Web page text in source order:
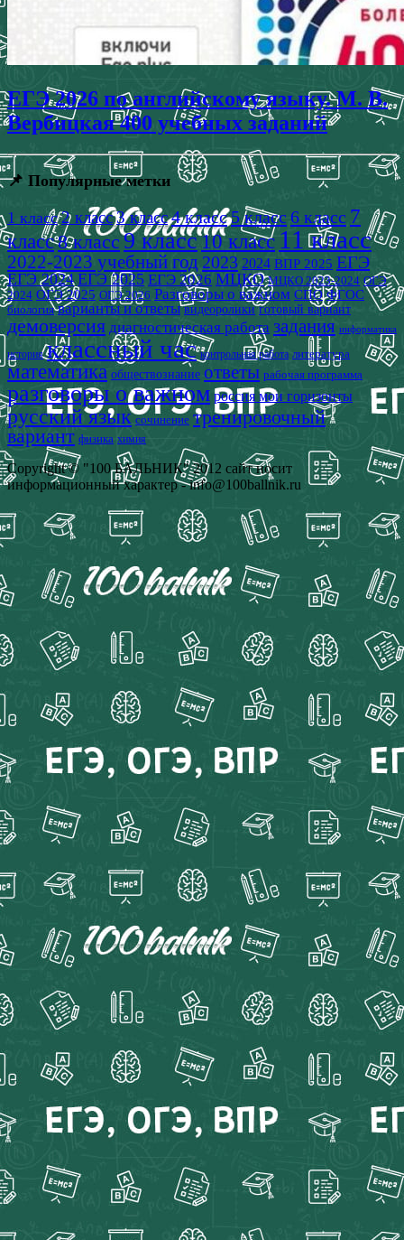
ЕГЭ 2026 по английскому языку. М. В.
Вербицкая 400 учебных заданий
📌 Популярные метки
1 класс 2 класс3 класс4 класс5 класс 6 класс 7
класс8 класс 9 класс10 класс 11 класс
2022-2023 учебный год 2023 2024 ВПР 2025 ЕГЭ
ЕГЭ 2024 ЕГЭ 2025 ЕГЭ 2026 МЦКО МЦКО 2023-2024 ОГЭ
2024 ОГЭ 2025 ОГЭ 2026 Разговоры о важном СПО ФГОС
биология варианты и ответы видеоролики готовый вариант
демоверсия диагностическая работа задания информатика
история классный час контрольная работа литература
математика обществознание ответы рабочая программа
разговоры о важном россия мои горизонты
русский язык сочинение тренировочный
вариант физика химия
Copyright © "100 БАЛЬНИК" 2012 сайт носит
информационный характер - info@100ballnik.ru